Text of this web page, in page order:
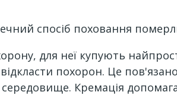
спосіб поховання
для неї купують
похорон. Це
Кремація